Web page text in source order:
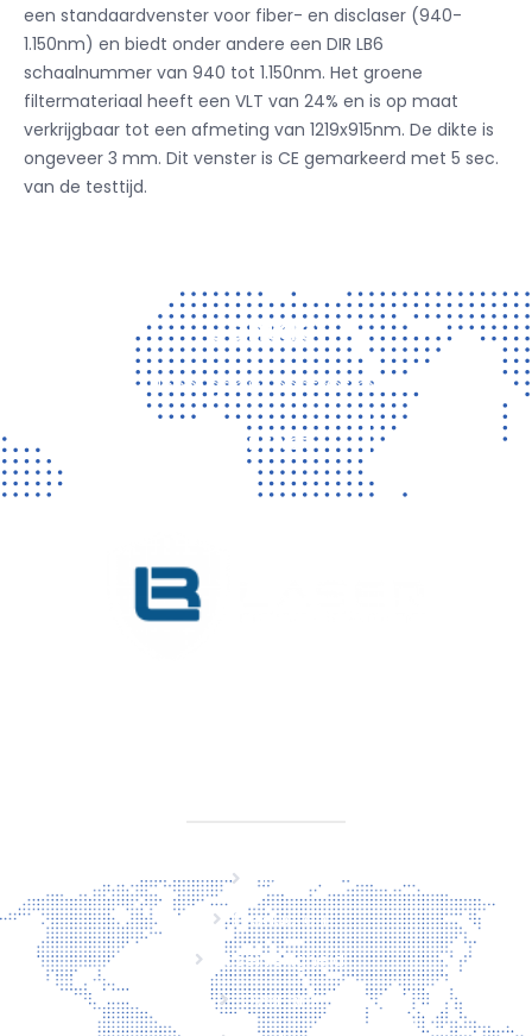
een standaardvenster voor fiber- en disclaser (940-
1.150nm) en biedt onder andere een DIR LB6
schaalnummer van 940 tot 1.150nm. Het groene
filtermateriaal heeft een VLT van 24% en is op maat
verkrijgbaar tot een afmeting van 1219x915nm. De dikte is
ongeveer 3 mm. Dit venster is CE gemarkeerd met 5 sec.
van de testtijd.
Contact
Vragen? Neem gerust contact met ons op!
CONTACT
Home
Producten
Laserveiligheid
Over ons